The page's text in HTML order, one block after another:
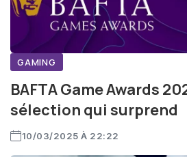
GAMING
BAFTA Game Awards
sélection qui surprend
10/03/2025 À 22:22